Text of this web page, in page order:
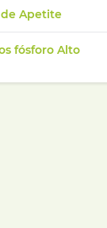
Apetite
fósforo Alto